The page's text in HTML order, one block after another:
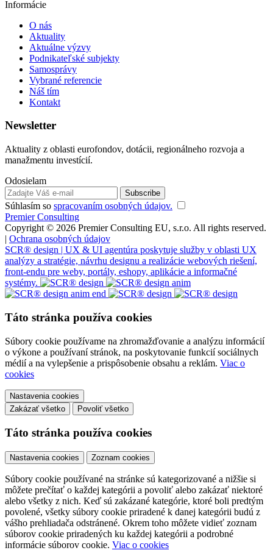
Informácie
O nás
Aktuality
Aktuálne výzvy
Podnikateľské subjekty
Samosprávy
Vybrané referencie
Náš tím
Kontakt
Newsletter
Aktuality z oblasti eurofondov, dotácii, regionálneho rozvoja a
manažmentu investícií.
Odosielam
Súhlasím so spracovaním osobných údajov.
Premier Consulting
Copyright © 2026 Premier Consulting EU, s.r.o. All rights reserved.
| Ochrana osobných údajov
SCR® design | UX & UI agentúra poskytuje služby v oblasti UX
analýzy a stratégie, návrhu designu a realizácie webových riešení,
front-endu pre weby, portály, eshopy, aplikácie a informačné
systémy.
Táto stránka používa cookies
Súbory cookie používame na zhromažďovanie a analýzu informácií
o výkone a používaní stránok, na poskytovanie funkcií sociálnych
médií a na vylepšenie a prispôsobenie obsahu a reklám. Viac o
cookies
Nastavenia cookies
Zakázať všetko
Povoliť všetko
Táto stránka používa cookies
Nastavenia cookies Zoznam cookies
Súbory cookie používané na stránke sú kategorizované a nižšie si
môžete prečítať o každej kategórii a povoliť alebo zakázať niektoré
alebo všetky z nich. Keď sú zakázané kategórie, ktoré boli predtým
povolené, všetky súbory cookie priradené k danej kategórii budú z
vášho prehliadača odstránené. Okrem toho môžete vidieť zoznam
súborov cookie priradených ku každej kategórii a podrobné
informácie súborov cookie. Viac o cookies